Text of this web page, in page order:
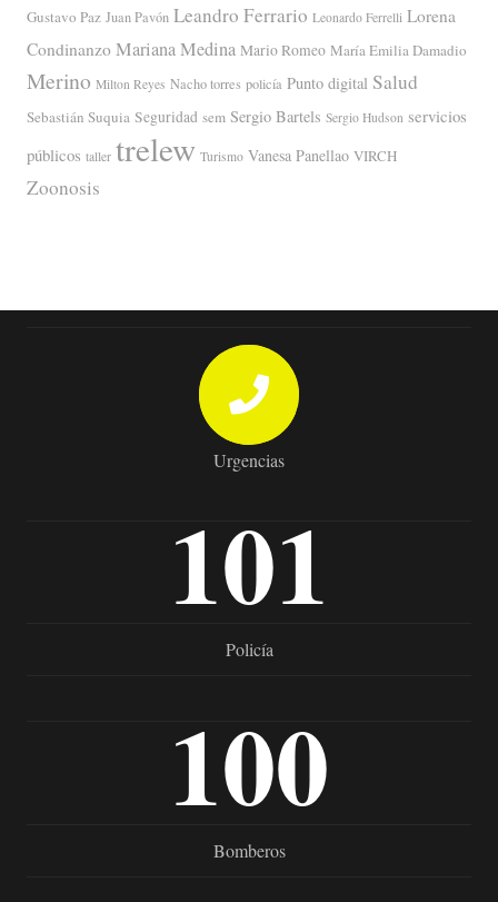
Gustavo Paz Juan Pavón Leandro Ferrario Leonardo Ferrelli Lorena
Condinanzo Mariana Medina Mario Romeo María Emilia Damadio
Merino Milton Reyes Nacho torres policía Punto digital Salud
Sebastián Suquia Seguridad sem Sergio Bartels Sergio Hudson servicios
públicos taller trelew Turismo Vanesa Panellao VIRCH
Zoonosis
Urgencias
101
Policía
100
Bomberos